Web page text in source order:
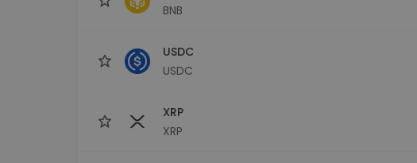
BNB
USDC
USDC
XRP
XRP